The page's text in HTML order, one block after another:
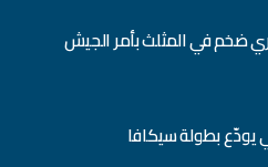
ضخم في المثلث بأمر الجيش
يودّع بطولة سيكافا